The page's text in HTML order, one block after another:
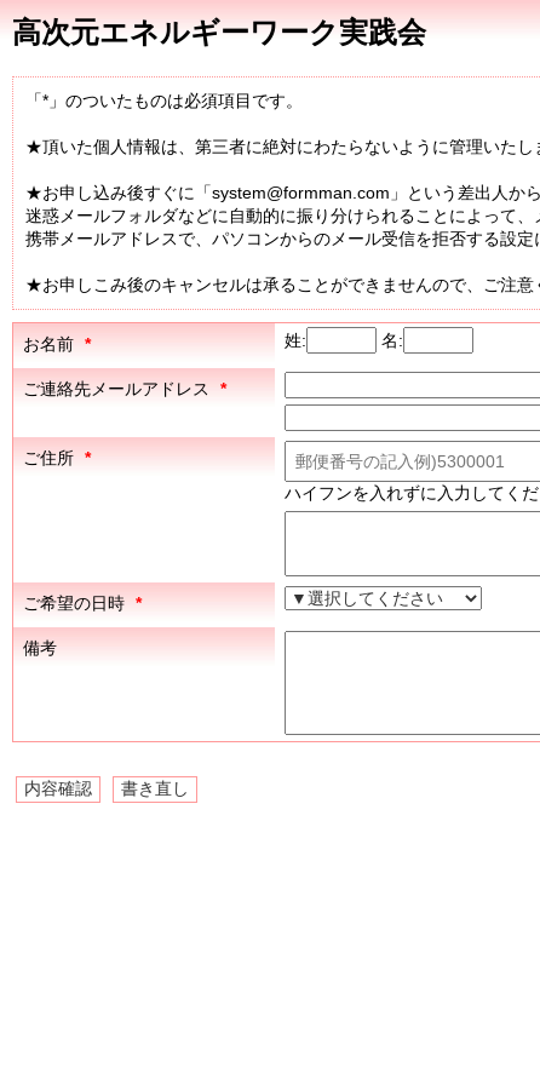
高次元エネルギーワーク実践会
「*」のついたものは必須項目です。
★頂いた個人情報は、第三者に絶対にわたらないように管理いたし
★お申し込み後すぐに「system@formman.com」という差出人か
迷惑メールフォルダなどに自動的に振り分けられることによって
携帯メールアドレスで、パソコンからのメール受信を拒否する設定
★お申しこみ後のキャンセルは承ることができませんので、ご注意
お名前 * 姓: 名:
ご連絡先メールアドレス
*
ご住所 *
ハイフンを入れずに入力してく
ご希望の日時 *
備考